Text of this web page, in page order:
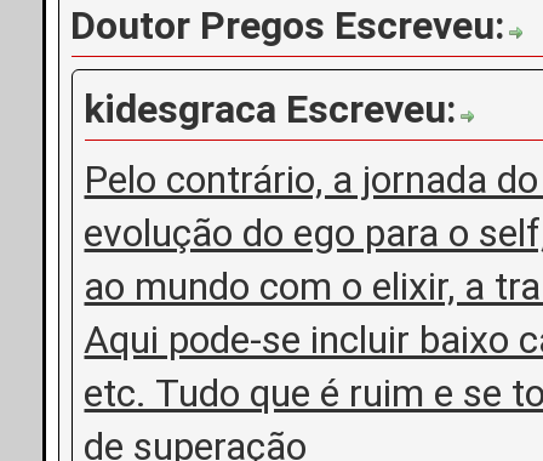
Doutor Pregos Escreveu:
kidesgraca Escreveu:
Pelo contrário, a jornada
evolução do ego para o
ao mundo com o elixir, a
Aqui pode-se incluir baixo
etc. Tudo que é ruim e se
de superação